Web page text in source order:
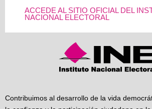
ACCEDE AL SITIO OFICIAL DEL
NACIONAL ELECTORAL
Contribuimos al desarrollo de la vida